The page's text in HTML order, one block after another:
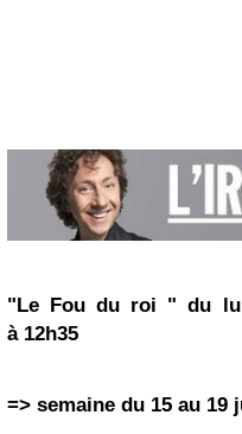
"Le Fou du roi " du
à 12h35
=> semaine du 15 au 19